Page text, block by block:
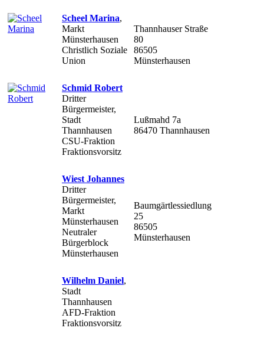
Scheel Marina,
Markt
Münsterhausen
Christlich Soziale
Union
Thannhauser Straße
80
86505
Münsterhausen
Schmid Robert
Dritter
Bürgermeister,
Stadt
Thannhausen
CSU-Fraktion
Fraktionsvorsitz
Lußmahd 7a
86470 Thannhausen
Wiest Johannes
Dritter
Bürgermeister,
Markt
Münsterhausen
Neutraler
Bürgerblock
Münsterhausen
Baumgärtlessiedlung
25
86505
Münsterhausen
Wilhelm Daniel,
Stadt
Thannhausen
AFD-Fraktion
Fraktionsvorsitz